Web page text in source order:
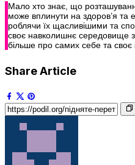
Мало хто знає, що
може вплинути на здоров’я та
роблячи їх щасливішими та
своє навколишнє середовище з
більше про самих себе та своє
Share Article